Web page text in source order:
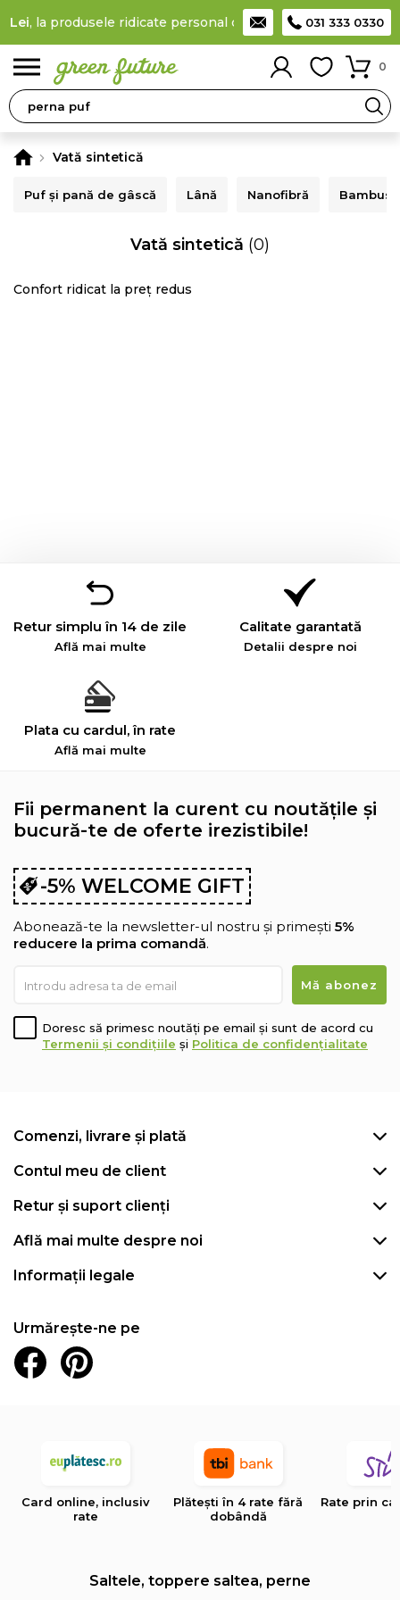
Lei, la produsele ridicate personal din locker Taxă de livrare
031 333 0330
0
Vată sintetică
Puf și pană de gâscă Lână Nanofibră Bambus
Vată sintetică (0)
Confort ridicat la preț redus
Retur simplu în 14 de zile
Află mai multe
Calitate garantată
Detalii despre noi
Plata cu cardul, în rate
Află mai multe
Fii permanent la curent cu noutățile și
bucură-te de oferte irezistibile!
-5% WELCOME GIFT
Abonează-te la newsletter-ul nostru și primești 5%
reducere la prima comandă.
Doresc să primesc noutăți pe email și sunt de acord cu
Termenii și condițiile și Politica de confidențialitate
Comenzi, livrare și plată
Contul meu de client
Retur și suport clienți
Află mai multe despre noi
Informații legale
Urmărește-ne pe
Card online, inclusiv
rate
Plătești în 4 rate fără
dobândă
Rate prin
Saltele, toppere saltea, perne